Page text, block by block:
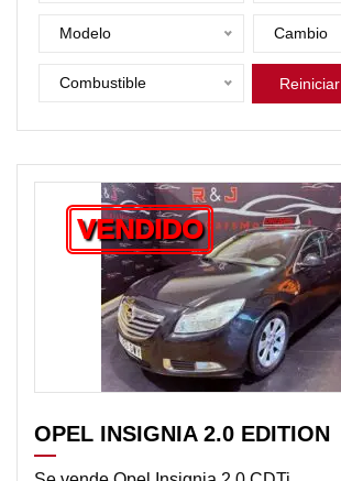
Modelo Cambio
Combustible Reiniciar
VENDIDO
OPEL INSIGNIA 2.0 EDITION